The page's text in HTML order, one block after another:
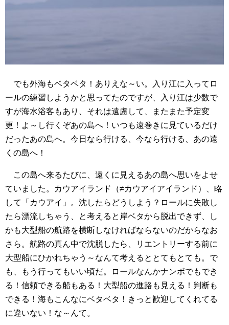
でも外海もベタベタ！ありえな～い。入り江に入ってロ
ールの練習しようかと思ってたのですが、入り江は少数で
すが海水浴客もあり、それは遠慮して、またまた予定変
更！よ～し行くぞあの島へ！いつも遠巻きに見ているだけ
だったあの島へ。今日なら行ける、今なら行ける、あの遠
くの島へ！
この島へ来るたびに、遠くに見えるあの島へ思いをよせ
ていました。カウアイランド（≠カウアイアイランド）、略
して「カウアイ」。沈したらどうしよう？ロールに失敗し
たら漂流しちゃう、と考えると岸ベタから脱出できず、し
かも大型船の航路を横断しなければならないのだからなお
さら。航路の真ん中で沈脱したら、リエントリーする前に
大型船にひかれちゃう～なんて考えるととてもとても。で
も、もう行ってもいい頃だ。ロールなんかナンボでもでき
る！信頼できる船もある！大型船の進路も見える！判断も
できる！海もこんなにベタベタ！きっと歓迎してくれてる
に違いない！な～んて。